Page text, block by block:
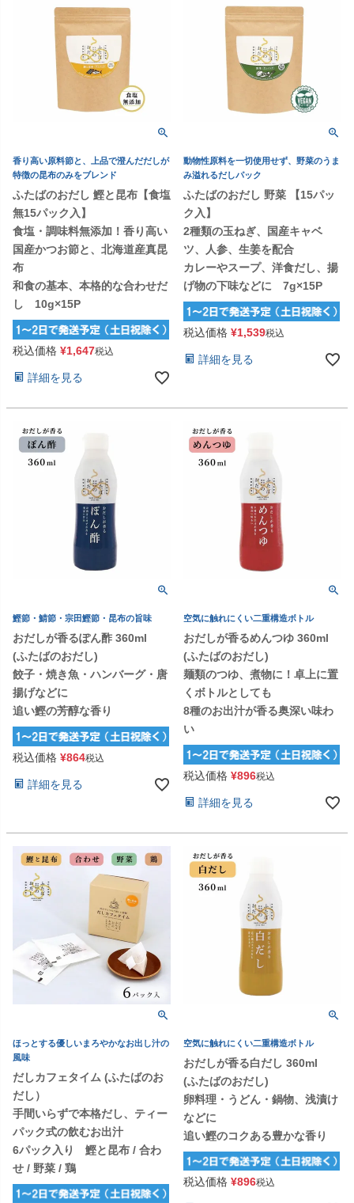
香り高い原料節と、上品で澄んだだしが
特徴の昆布のみをブレンド
ふたばのおだし 鰹と昆布【食塩
無15パック入】
食塩・調味料無添加！香り高い
国産かつお節と、北海道産真昆
布
和食の基本、本格的な合わせだ
し 10g×15P
税込価格 ¥1,647税込
詳細を見る
動物性原料を一切使用せず、野菜のうま
み溢れるだしパック
ふたばのおだし 野菜 【15パッ
ク入】
2種類の玉ねぎ、国産キャベ
ツ、人参、生姜を配合
カレーやスープ、洋食だし、揚
げ物の下味などに 7g×15P
税込価格 ¥1,539税込
詳細を見る
鰹節・鯖節・宗田鰹節・昆布の旨味
おだしが香るぽん酢 360ml
(ふたばのおだし)
餃子・焼き魚・ハンバーグ・唐
揚げなどに
追い鰹の芳醇な香り
税込価格 ¥864税込
詳細を見る
空気に触れにくい二重構造ボトル
おだしが香るめんつゆ 360ml
(ふたばのおだし)
麺類のつゆ、煮物に！卓上に置
くボトルとしても
8種のお出汁が香る奥深い味わ
い
税込価格 ¥896税込
詳細を見る
ほっとする優しいまろやかなお出し汁の
風味
だしカフェタイム (ふたばのお
だし）
手間いらずで本格だし、ティー
パック式の飲むお出汁
6パック入り 鰹と昆布 / 合わ
せ / 野菜 / 鶏
空気に触れにくい二重構造ボトル
おだしが香る白だし 360ml
(ふたばのおだし)
卵料理・うどん・鍋物、浅漬け
などに
追い鰹のコクある豊かな香り
税込価格 ¥896税込